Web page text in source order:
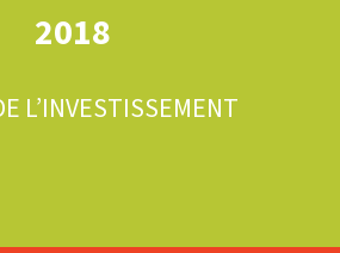
2018
L’INVESTISSEMENT